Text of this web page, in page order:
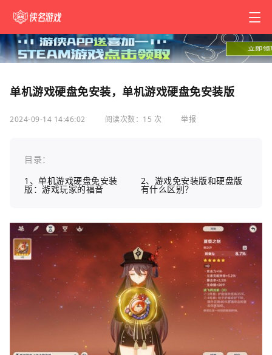
单机游戏硬盘免安装，单机游戏硬盘免安装版
2024-09-14 14:46:02 阅读次数：15 次 举报
目录：
1、单机游戏硬盘免安装
版：游戏玩家的福音
2、游戏免安装版和硬盘版
有什么区别？